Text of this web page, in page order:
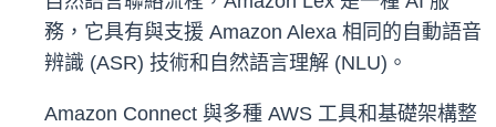
務，它具有與支援 Amazon Alexa 相同的自動語音
辨識 (ASR) 技術和自然語言理解 (NLU)。
Amazon Connect 與多種 AWS 工具和基礎架構整